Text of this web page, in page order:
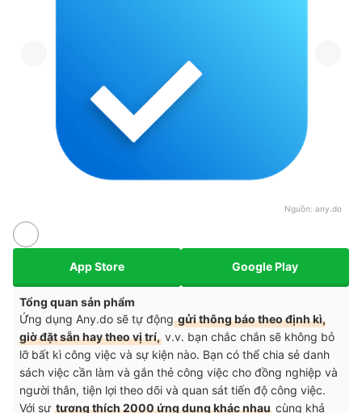
Nguồn: any.do
App Store Google Play
Tổng quan sản phẩm
Ứng dụng Any.do sẽ tự độnggửi thông báo theo định kì,
giờ đặt sẵn hay theo vị trí, v.v. bạn chắc chắn sẽ không bỏ
lỡ bất kì công việc và sự kiện nào. Bạn có thể chia sẻ danh
sách việc cần làm và gắn thẻ công việc cho đồng nghiệp và
người thân, tiện lợi theo dõi và quan sát tiến độ công việc.
Với sự tương thích 2000 ứng dụng khác nhau cùng khả